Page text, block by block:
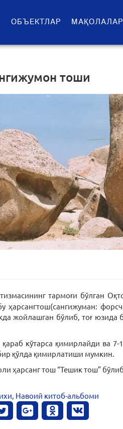
ОБЪЕКТЛАР МАҚОЛАЛАР
тоши
тармоғи бўлган
ҳарсангтош(сангижуман:
жойлашган бўлиб, тоғ юзида
кўтарса қимирлайди ва
қўлда қимирлатиши мумкин.
ҳарсанг тош “Тешик тош”
Навоий китоб-альбоми